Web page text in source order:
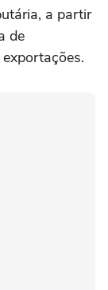
a partir
de